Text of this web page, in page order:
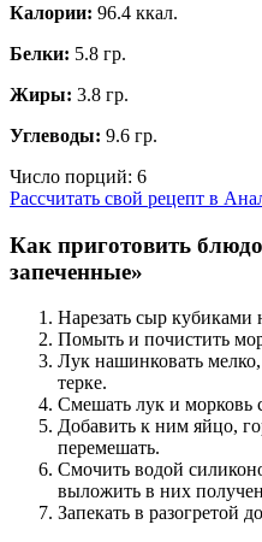
Калории: 96.4 ккал.
Белки: 5.8 гр.
Жиры: 3.8 гр.
Углеводы: 9.6 гр.
Число порций: 6
Рассчитать свой рецепт в
Как приготовить
запеченные»
Нарезать сыр кубиками
Помыть и почистить
Лук нашинковать мелко,
терке.
Смешать лук и морковь
Добавить к ним яйцо,
перемешать.
Смочить водой
выложить в них
Запекать в разогретой